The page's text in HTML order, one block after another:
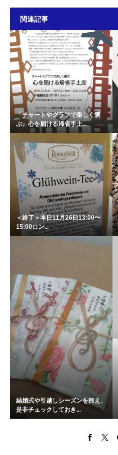
関連記事
「チャートやグラフで楽しく選
ぶ、心を届ける帰省手土...
＜終了＞本日11月26日13:00〜
15:00ロン...
結婚式や引越しシーズンを控え、
是非チェックしておき...